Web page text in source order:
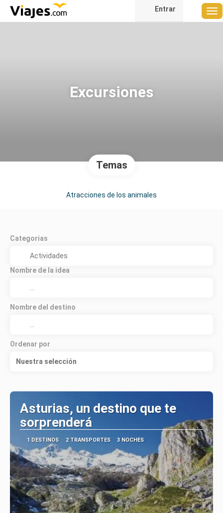
Entrar
Excursiones
Temas
Atracciones de los animales
Categorias
Nombre de la idea
Nombre del destino
Ordenar por
Nuestra selección
Asturias, un destino que te
sorprenderá
1 DESTINOS 2 TRANSPORTES 3 NOCHES